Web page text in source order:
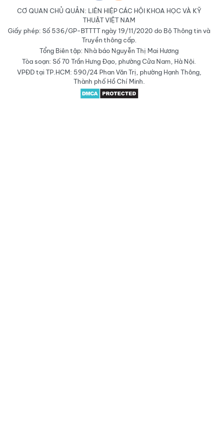
CƠ QUAN CHỦ QUẢN: LIÊN HIỆP CÁC HỘI KHOA HỌC VÀ KỸ
THUẬT VIỆT NAM
Giấy phép: Số 536/GP-BTTTT ngày 19/11/2020 do Bộ Thông tin và
Truyền thông cấp.
Tổng Biên tập: Nhà báo Nguyễn Thị Mai Hương
Tòa soạn: Số 70 Trần Hưng Đạo, phường Cửa Nam, Hà Nội.
VPĐD tại TP.HCM: 590/24 Phan Văn Trị, phường Hạnh Thông,
Thành phố Hồ Chí Minh.